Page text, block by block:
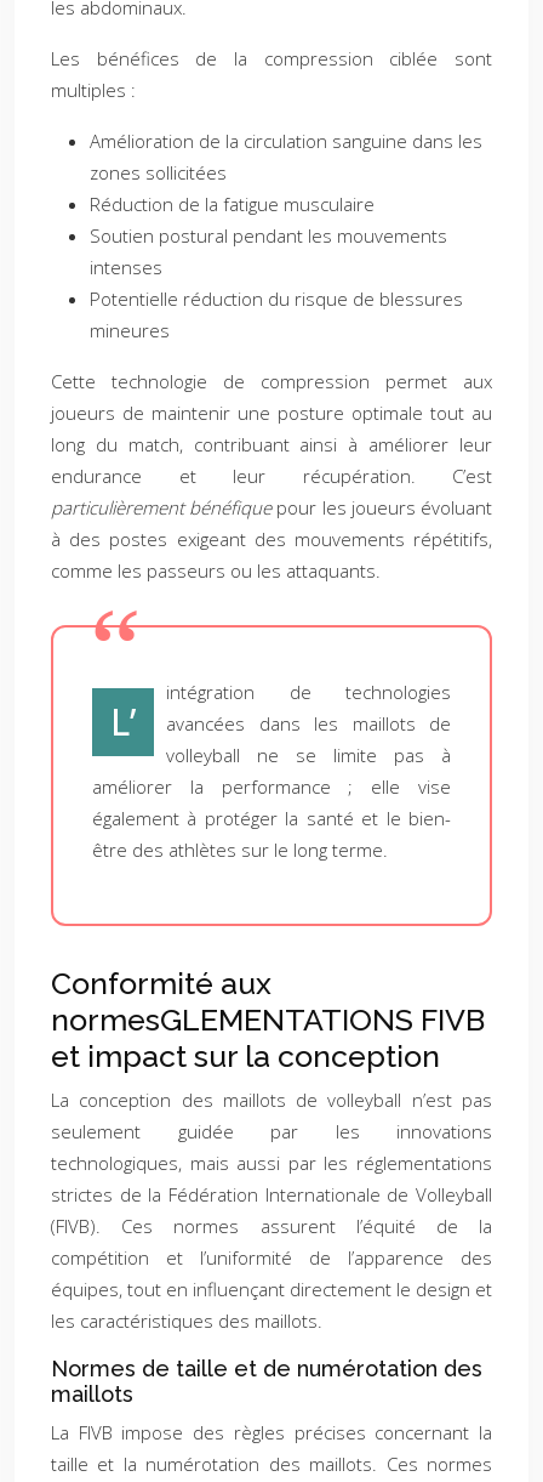
les abdominaux.
Les bénéfices de la compression ciblée sont
multiples :
Amélioration de la circulation sanguine dans les
zones sollicitées
Réduction de la fatigue musculaire
Soutien postural pendant les mouvements
intenses
Potentielle réduction du risque de blessures
mineures
Cette technologie de compression permet aux
joueurs de maintenir une posture optimale tout au
long du match, contribuant ainsi à améliorer leur
endurance et leur récupération. C’est
particulièrement bénéfique pour les joueurs évoluant
à des postes exigeant des mouvements répétitifs,
comme les passeurs ou les attaquants.
L’
intégration de technologies
avancées dans les maillots de
volleyball ne se limite pas à
améliorer la performance ; elle vise
également à protéger la santé et le bien-
être des athlètes sur le long terme.
Conformité aux
normesGLEMENTATIONS FIVB
et impact sur la conception
La conception des maillots de volleyball n’est pas
seulement guidée par les innovations
technologiques, mais aussi par les réglementations
strictes de la Fédération Internationale de Volleyball
(FIVB). Ces normes assurent l’équité de la
compétition et l’uniformité de l’apparence des
équipes, tout en influençant directement le design et
les caractéristiques des maillots.
Normes de taille et de numérotation des
maillots
La FIVB impose des règles précises concernant la
taille et la numérotation des maillots. Ces normes